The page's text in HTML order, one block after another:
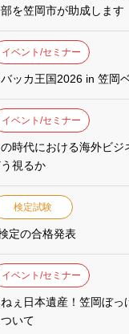
を笠岡市が助成します
イベント/セミナー
ッカ王国2026 in 笠岡
イベント/セミナー
時代における海外ビジ
視るか
検定試験
定の合格発表
イベント/セミナー
ねぇ日本遺産！笠岡ぼっ
いて